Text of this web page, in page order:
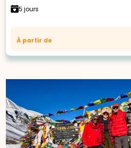
5 jours
À partir de